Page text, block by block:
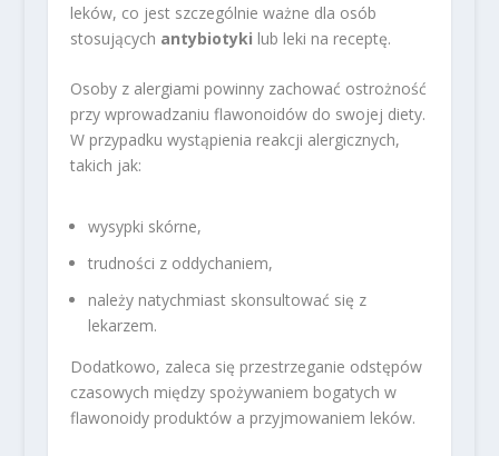
leków, co jest szczególnie ważne dla osób
stosujących antybiotyki lub leki na receptę.
Osoby z alergiami powinny zachować ostrożność
przy wprowadzaniu flawonoidów do swojej diety.
W przypadku wystąpienia reakcji alergicznych,
takich jak:
wysypki skórne,
trudności z oddychaniem,
należy natychmiast skonsultować się z
lekarzem.
Dodatkowo, zaleca się przestrzeganie odstępów
czasowych między spożywaniem bogatych w
flawonoidy produktów a przyjmowaniem leków.